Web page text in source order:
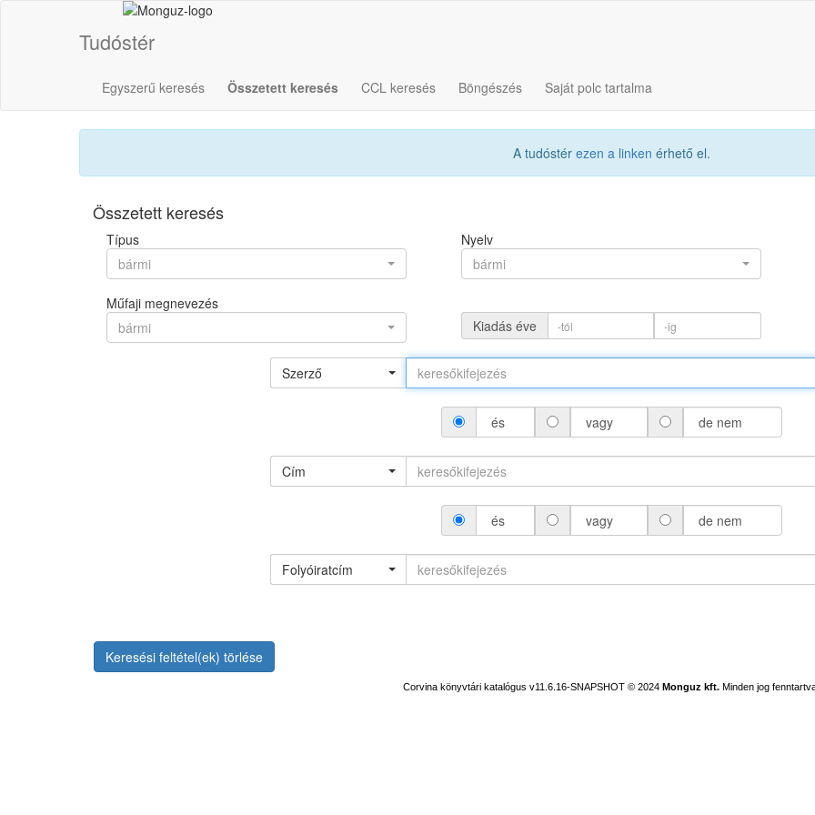
Tudóstér
Egyszerű keresés Összetett keresés CCL keresés Böngészés Saját polc tartalma
A tudóstér ezen a linken érhető el.
Összetett keresés
Típus
bármi
Nyelv
bármi
Műfaji megnevezés
bármi
Kiadás éve
Szerző
és vagy de nem
Cím
és vagy de nem
Folyóiratcím
Keresési feltétel(ek) törlése
Corvina könyvtári katalógus v11.6.16-SNAPSHOT © 2024 Monguz kft. Minden jog